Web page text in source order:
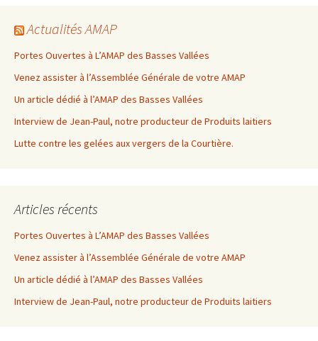
Actualités AMAP
Portes Ouvertes à L’AMAP des Basses Vallées
Venez assister à l’Assemblée Générale de votre AMAP
Un article dédié à l’AMAP des Basses Vallées
Interview de Jean-Paul, notre producteur de Produits laitiers
Lutte contre les gelées aux vergers de la Courtière.
Articles récents
Portes Ouvertes à L’AMAP des Basses Vallées
Venez assister à l’Assemblée Générale de votre AMAP
Un article dédié à l’AMAP des Basses Vallées
Interview de Jean-Paul, notre producteur de Produits laitiers